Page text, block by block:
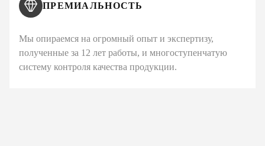
ПРЕМИАЛЬНОСТЬ
Мы опираемся на огромный опыт и экспертизу,
полученные за 12 лет работы, и многоступенчатую
систему контроля качества продукции.